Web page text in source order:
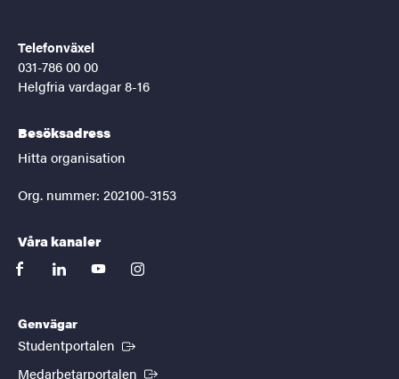
Telefonväxel
031-786 00 00
Helgfria vardagar 8-16
Besöksadress
Hitta organisation
Org. nummer: 202100-3153
Våra kanaler
facebooklinkedinyoutubeinstagram
Genvägar
Studentportalen (Extern länk)
Medarbetarportalen (Extern länk)